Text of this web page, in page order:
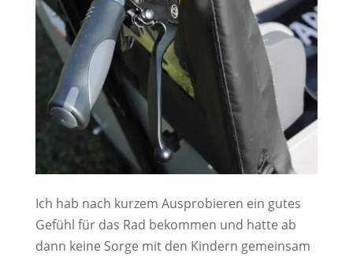
Ich hab nach kurzem Ausprobieren ein gutes
Gefühl für das Rad bekommen und hatte ab
dann keine Sorge mit den Kindern gemeinsam